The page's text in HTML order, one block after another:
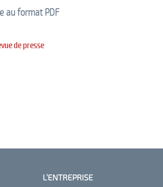
au format PDF
de presse
L’ENTREPRISE